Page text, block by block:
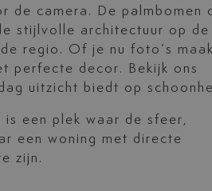
de camera. De palmbomen
stijlvolle architectuur op de
regio. Of je nu foto’s
perfecte decor. Bekijk ons
uitzicht biedt op
een plek waar de sfeer,
een woning met directe
zijn.